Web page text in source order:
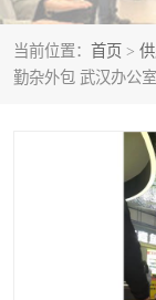
当前位置： 首页 >
勤杂外包 武汉办公